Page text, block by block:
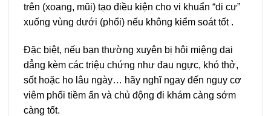
trên (xoang, mũi) tạo điều kiện cho vi khuẩn “di cư”
xuống vùng dưới (phổi) nếu không kiểm soát tốt .
Đặc biệt, nếu bạn thường xuyên bị hôi miệng dai
dẳng kèm các triệu chứng như đau ngực, khó thở,
sốt hoặc ho lâu ngày… hãy nghĩ ngay đến nguy cơ
viêm phổi tiềm ẩn và chủ động đi khám càng sớm
càng tốt.